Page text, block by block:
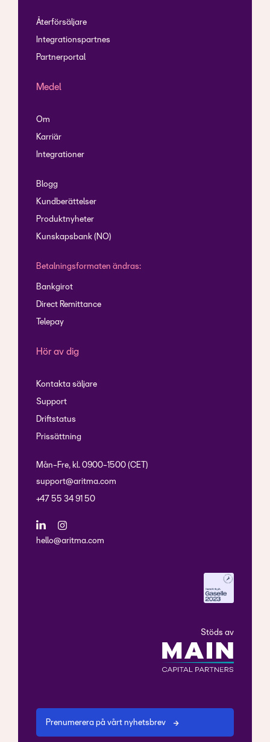
Återförsäljare
Integrationspartnes
Partnerportal
Medel
Om
Karriär
Integrationer
Blogg
Kundberättelser
Produktnyheter
Kunskapsbank (NO)
Betalningsformaten ändras:
Bankgirot
Direct Remittance
Telepay
Hör av dig
Kontakta säljare
Support
Driftstatus
Prissättning
Mån-Fre, kl. 0900-1500 (CET)
support@aritma.com
+47 55 34 91 50
hello@aritma.com
Stöds av
Prenumerera på vårt nyhetsbrev